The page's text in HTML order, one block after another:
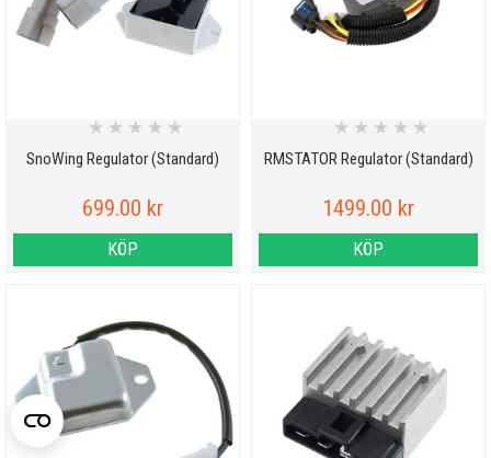
SnoWing Regulator (Standard)
★ ★ ★ ★ ★
699.00 kr
KÖP
RMSTATOR Regulator (Standard)
★ ★ ★ ★ ★
1499.00 kr
KÖP